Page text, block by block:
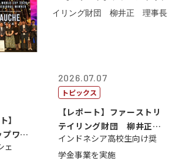
】
ワー
ェ
2026.07.07
トピックス
【レポート】ファーストリ
テイリング財団 柳井正
理事長
インドネシア高校生向け奨
学金事業を実施